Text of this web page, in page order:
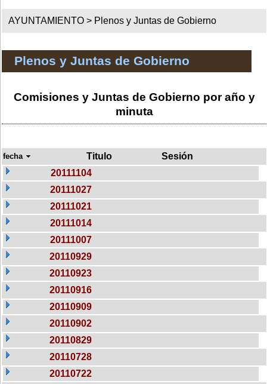
AYUNTAMIENTO > Plenos y Juntas de Gobierno
Plenos y Juntas de Gobierno
Comisiones y Juntas de Gobierno por año y
minuta
fecha Titulo
Sesión
20111104
20111027
20111021
20111014
20111007
20110929
20110923
20110916
20110909
20110902
20110829
20110728
20110722